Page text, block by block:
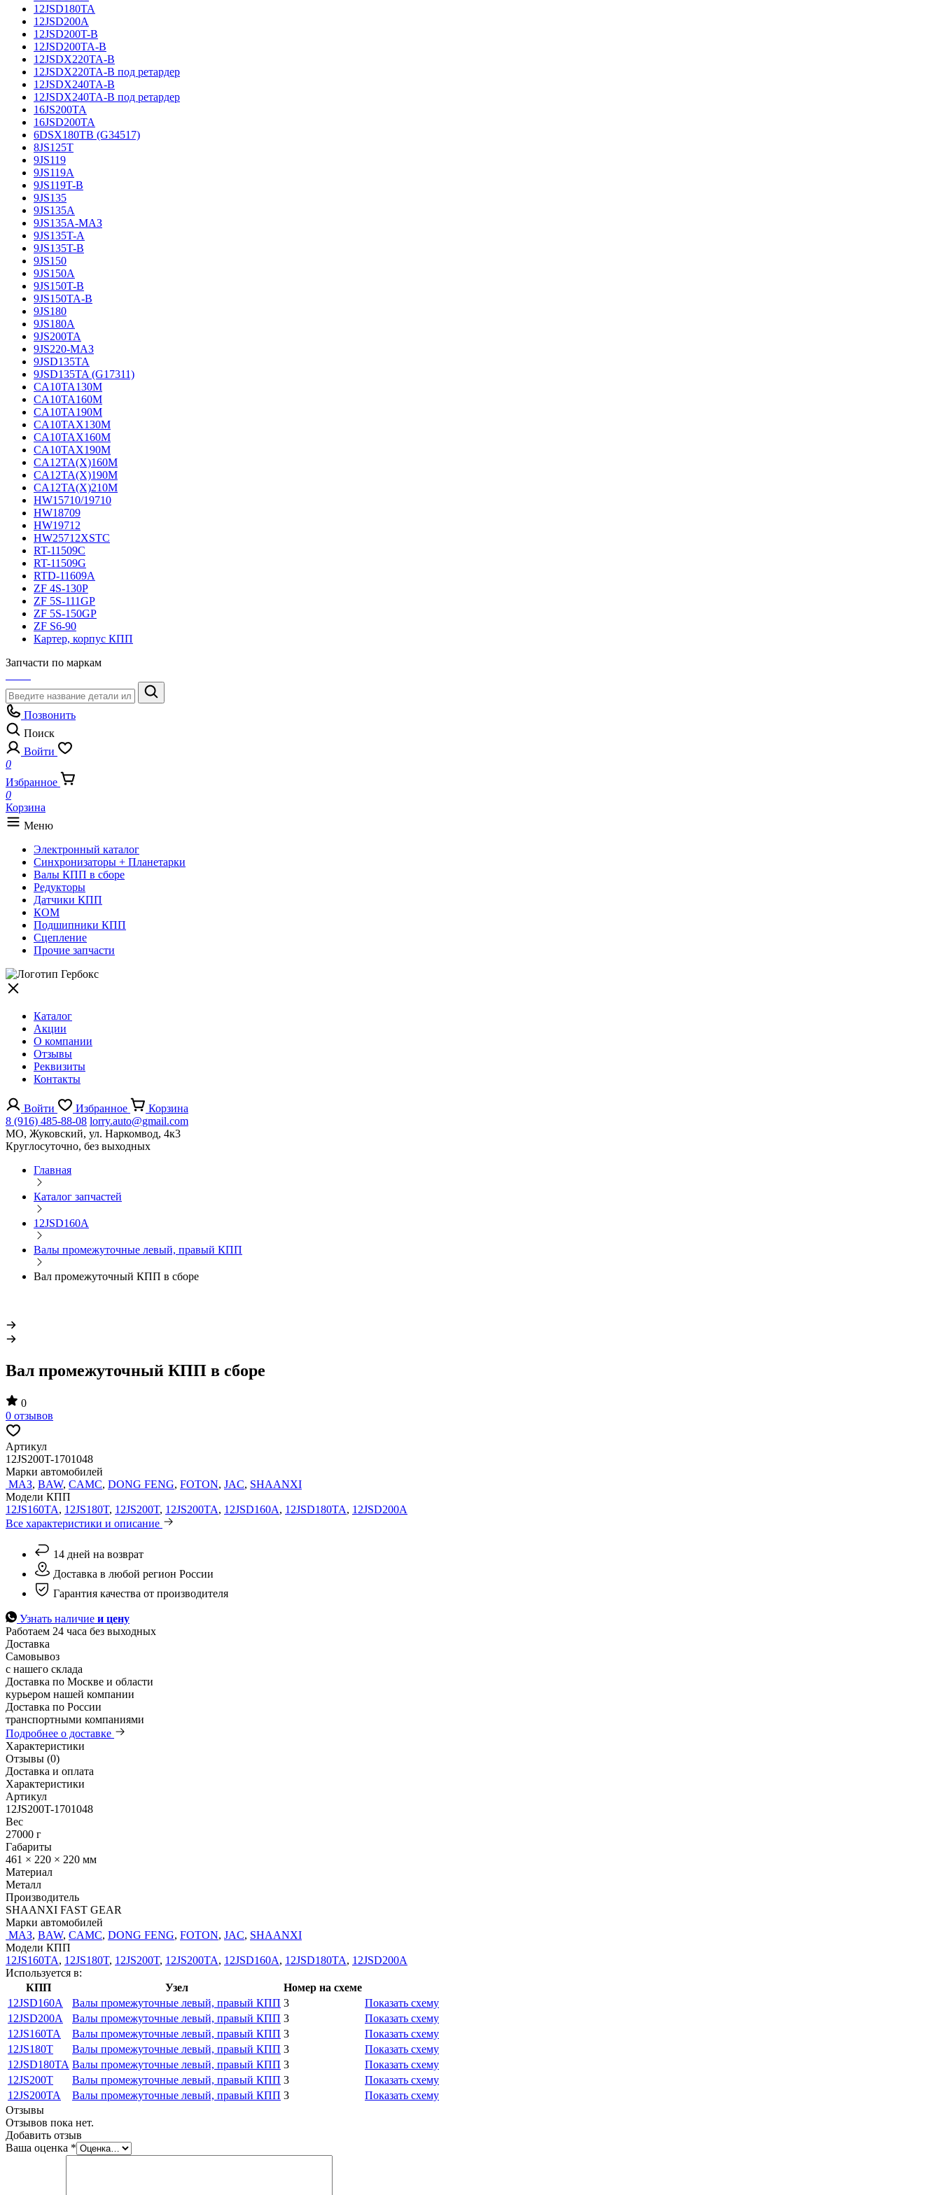
12JSD180TA
12JSD200A
12JSD200T-B
12JSD200TA-B
12JSDX220TA-B
12JSDX220TA-B под ретардер
12JSDX240TA-B
12JSDX240TA-B под ретардер
16JS200TA
16JSD200TA
6DSX180TB (G34517)
8JS125T
9JS119
9JS119A
9JS119T-B
9JS135
9JS135A
9JS135A-МАЗ
9JS135T-A
9JS135T-B
9JS150
9JS150A
9JS150T-B
9JS150TA-B
9JS180
9JS180A
9JS200TA
9JS220-МАЗ
9JSD135TA
9JSD135TA (G17311)
CA10TA130M
CA10TA160M
CA10TA190M
CA10TAX130M
CA10TAX160M
CA10TAX190M
CA12TA(X)160M
CA12TA(X)190M
CA12TA(X)210M
HW15710/19710
HW18709
HW19712
HW25712XSTC
RT-11509C
RT-11509G
RTD-11609A
ZF 4S-130P
ZF 5S-111GP
ZF 5S-150GP
ZF S6-90
Картер, корпус КПП
Запчасти по маркам
Позвонить
Поиск
Войти
0
Избранное
0
Корзина
Меню
Электронный каталог
Синхронизаторы + Планетарки
Валы КПП в сборе
Редукторы
Датчики КПП
КОМ
Подшипники КПП
Сцепление
Прочие запчасти
Каталог
Акции
О компании
Отзывы
Реквизиты
Контакты
Войти Избранное
Корзина
8 (916) 485-88-08 lorry.auto@gmail.com
МО, Жуковский, ул. Наркомвод, 4к3
Круглосуточно, без выходных
Главная
Каталог запчастей
12JSD160A
Валы промежуточные левый, правый КПП
Вал промежуточный КПП в сборе
Вал промежуточный КПП в сборе
0
0 отзывов
Артикул
12JS200T-1701048
Марки автомобилей
МАЗ, BAW, CAMC, DONG FENG, FOTON, JAC, SHAANXI
Модели КПП
12JS160TA, 12JS180T, 12JS200T, 12JS200TA, 12JSD160A, 12JSD180TA, 12JSD200A
Все характеристики и описание
14 дней на возврат
Доставка в любой регион России
Гарантия качества от производителя
Узнать наличие и цену
Работаем 24 часа без выходных
Доставка
Самовывоз
с нашего склада
Доставка по Москве и области
курьером нашей компании
Доставка по России
транспортными компаниями
Подробнее о доставке
Характеристики
Отзывы (0)
Доставка и оплата
Характеристики
Артикул
12JS200T-1701048
Вес
27000 г
Габариты
461 × 220 × 220 мм
Материал
Металл
Производитель
SHAANXI FAST GEAR
Марки автомобилей
МАЗ, BAW, CAMC, DONG FENG, FOTON, JAC, SHAANXI
Модели КПП
12JS160TA, 12JS180T, 12JS200T, 12JS200TA, 12JSD160A, 12JSD180TA, 12JSD200A
Используется в:
КПП
Узел
Номер на схеме
12JSD160A
Валы промежуточные левый, правый КПП 3
Показать схему
12JSD200A
Валы промежуточные левый, правый КПП 3
Показать схему
12JS160TA
Валы промежуточные левый, правый КПП 3
Показать схему
12JS180T
Валы промежуточные левый, правый КПП 3
Показать схему
12JSD180TA Валы промежуточные левый, правый КПП 3
Показать схему
12JS200T
Валы промежуточные левый, правый КПП 3
Показать схему
12JS200TA
Валы промежуточные левый, правый КПП 3
Показать схему
Отзывы
Отзывов пока нет.
Добавить отзыв
Ваша оценка *